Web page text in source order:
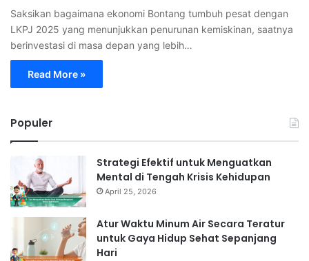
Saksikan bagaimana ekonomi Bontang tumbuh pesat dengan
LKPJ 2025 yang menunjukkan penurunan kemiskinan, saatnya
berinvestasi di masa depan yang lebih…
Read More »
Populer
Strategi Efektif untuk Menguatkan
Mental di Tengah Krisis Kehidupan
April 25, 2026
Atur Waktu Minum Air Secara Teratur
untuk Gaya Hidup Sehat Sepanjang
Hari